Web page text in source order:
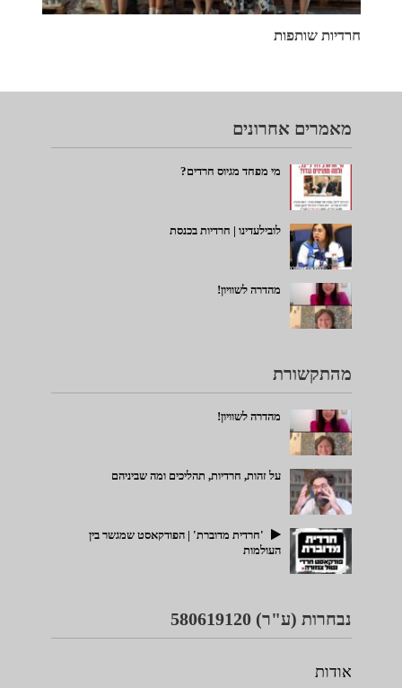
חרדיות שותפות
מאמרים אחרונים
מי מפחד מגיוס חרדים?
לובילעדינו | חרדיות בכנסת
מהדרה לשוויון!
מהתקשורת
מהדרה לשוויון!
על זהות, חרדיות, תהליכים ומה שביניהם
'חרדית מדוברת' | הפודקאסט שמגשר בין
העולמות
נבחרות (ע"ר) 580619120
אודות